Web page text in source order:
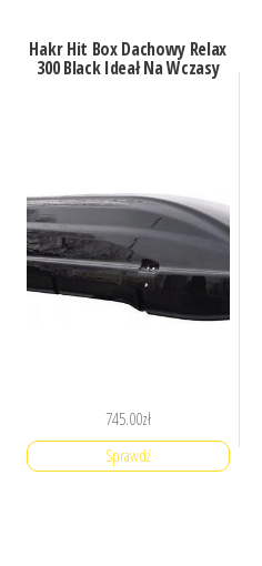
Hakr Hit Box Dachowy Relax
300 Black Ideał Na Wczasy
745.00zł
Sprawdź